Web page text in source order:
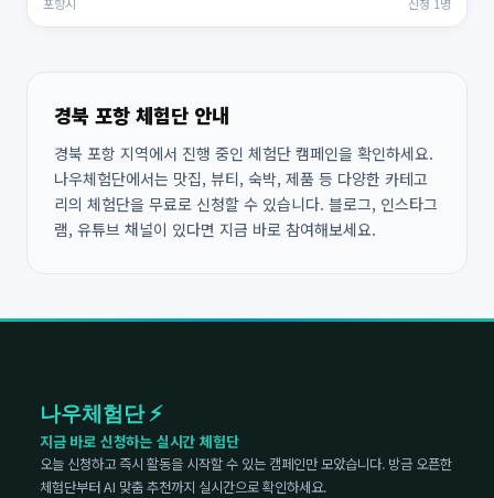
경북 포항 체험단 안내
경북 포항 지역에서 진행 중인 체험단 캠페인을 확인하세요.
나우체험단에서는 맛집, 뷰티, 숙박, 제품 등 다양한 카테고
리의 체험단을 무료로 신청할 수 있습니다. 블로그, 인스타그
램, 유튜브 채널이 있다면 지금 바로 참여해보세요.
나우체험단 ⚡
지금 바로 신청하는 실시간 체험단
오늘 신청하고 즉시 활동을 시작할 수 있는 캠페인만 모았습니다. 방금 오픈한
체험단부터 AI 맞춤 추천까지 실시간으로 확인하세요.